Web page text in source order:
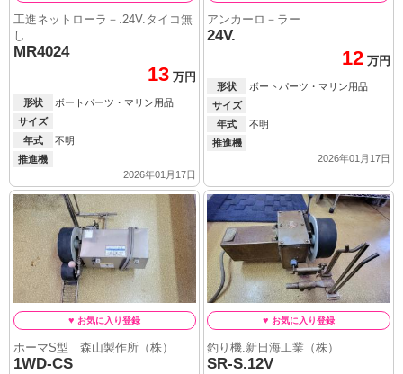
工進ネットローラ－.24V.タイコ無
し
MR4024
13 万円
形状
ボートパーツ・マリン用品
サイズ
年式
不明
推進機
2026年01月17日
アンカーロ－ラー
24V.
12 万円
形状
ボートパーツ・マリン用品
サイズ
年式
不明
推進機
2026年01月17日
ホーマS型 森山製作所（株）
1WD-CS
釣り機.新日海工業（株）
SR-S.12V